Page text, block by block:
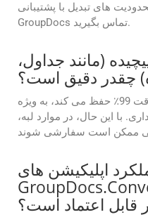
های تبدیل با پشتیبانی
GroupDocs تماس بگیرید.
(مانند جداول،
چقدر دقیق است؟
موتور ما قالب بندی اصلی را با دقت 99٪ حفظ می کند، به ویژه
با این حال، در موارد لبه،
اپلیکیشن های
قابل اعتماد است؟